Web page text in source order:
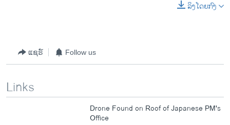
ລິງໂດຍກົງ
ແຊຣ໌ Follow us
Links
Drone Found on Roof of Japanese PM's
Office